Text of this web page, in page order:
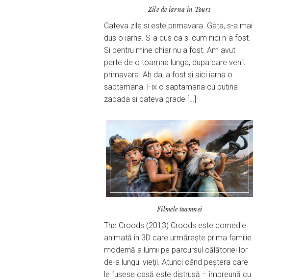
Zile de iarna in Tours
Cateva zile si este primavara. Gata, s-a mai
dus o iarna. S-a dus ca si cum nici n-a fost.
Si pentru mine chiar nu a fost. Am avut
parte de o toamna lunga, dupa care venit
primavara. Ah da, a fost si aici iarna o
saptamana. Fix o saptamana cu putina
zapada si cateva grade […]
Filmele toamnei
The Croods (2013) Croods este comedie
animată în 3D care urmăreşte prima familie
modernă a lumii pe parcursul călătoriei lor
de-a lungul vieţii. Atunci când peştera care
le fusese casă este distrusă – împreună cu